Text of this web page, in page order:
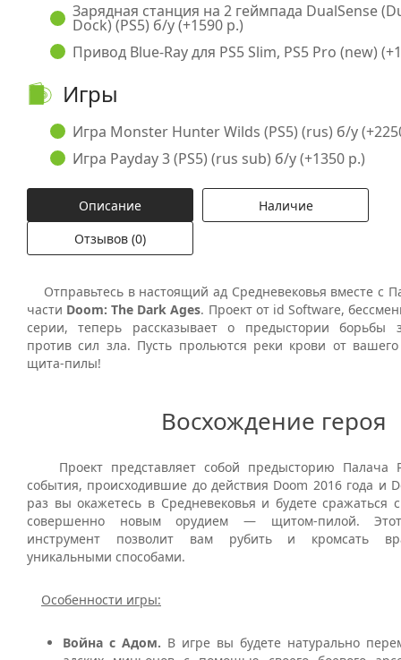
Зарядная станция на 2 геймпада DualSense
Dock) (PS5) б/у (+1590 р.)
Привод Blue-Ray для PS5 Slim, PS5 Pro (new)
Игры
Игра Monster Hunter Wilds (PS5) (rus) б/у
Игра Payday 3 (PS5) (rus sub) б/у (+1350 р.)
Описание
Наличие
Отзывов (0)
Отправьтесь в настоящий ад Средневековья вместе с
части Doom: The Dark Ages. Проект от id Software,
серии, теперь рассказывает о предыстории борьбы
против сил зла. Пусть прольются реки крови от
щита-пилы!
Восхождение героя
Проект представляет собой предысторию Палача
события, происходившие до действия Doom 2016 года и
раз вы окажетесь в Средневековья и будете
совершенно новым орудием — щитом-пилой. Этот
инструмент позволит вам рубить и кромсать
уникальными способами.
Особенности игры:
Война с Адом. В игре вы будете натурально